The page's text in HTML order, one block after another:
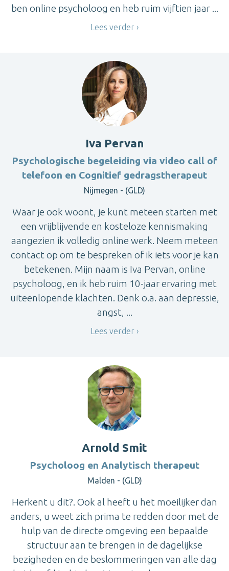
ben online psycholoog en heb ruim vijftien jaar ...
Lees verder
Iva Pervan
Psychologische begeleiding via video call of
telefoon en Cognitief gedragstherapeut
Nijmegen - (GLD)
Waar je ook woont, je kunt meteen starten met
een vrijblijvende en kosteloze kennismaking
aangezien ik volledig online werk. Neem meteen
contact op om te bespreken of ik iets voor je kan
betekenen. Mijn naam is Iva Pervan, online
psycholoog, en ik heb ruim 10-jaar ervaring met
uiteenlopende klachten. Denk o.a. aan depressie,
angst, ...
Lees verder
Arnold Smit
Psycholoog en Analytisch therapeut
Malden - (GLD)
Herkent u dit?. Ook al heeft u het moeilijker dan
anders, u weet zich prima te redden door met de
hulp van de directe omgeving een bepaalde
structuur aan te brengen in de dagelijkse
bezigheden en de beslommeringen van alle dag